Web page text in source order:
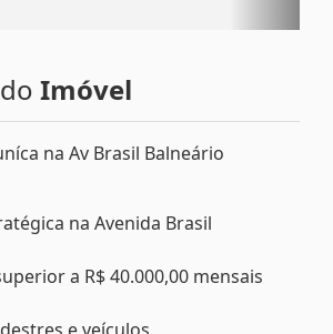
Imóvel
na Av Brasil Balneário
na Avenida Brasil
a R$ 40.000,00 mensais